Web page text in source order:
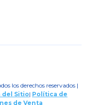
los derechos reservados |
del Sitio| Política de
de Venta